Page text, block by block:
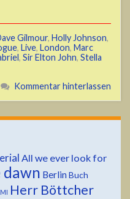
Gilmour, Holly Johnson,
, Live, London, Marc
, Sir Elton John, Stella
Kommentar hinterlassen
All we ever look for
Berlin Buch
Herr Böttcher